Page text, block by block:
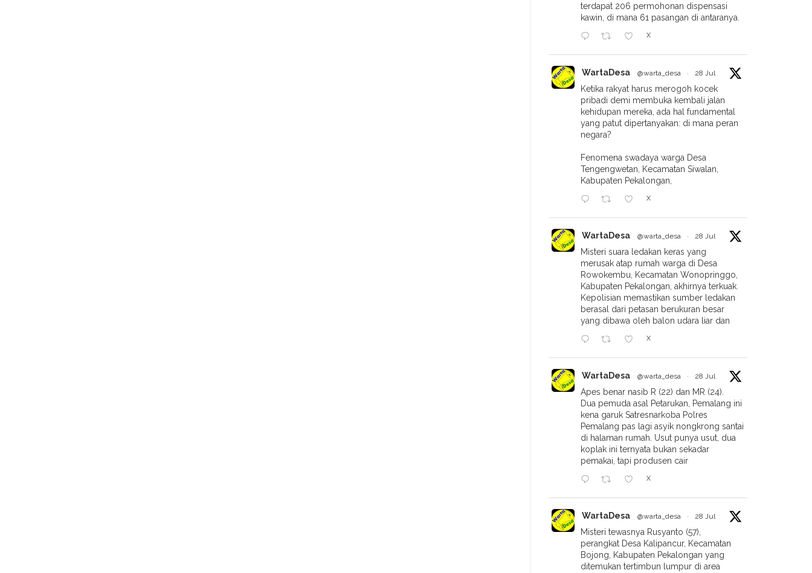
terdapat 206 permohonan dispensasi
kawin, di mana 61 pasangan di antaranya.
X
WartaDesa @warta_desa · 28 Jul
Ketika rakyat harus merogoh kocek
pribadi demi membuka kembali jalan
kehidupan mereka, ada hal fundamental
yang patut dipertanyakan: di mana peran
negara?
Fenomena swadaya warga Desa
Tengengwetan, Kecamatan Siwalan,
Kabupaten Pekalongan,
X
WartaDesa @warta_desa · 28 Jul
Misteri suara ledakan keras yang
merusak atap rumah warga di Desa
Rowokembu, Kecamatan Wonopringgo,
Kabupaten Pekalongan, akhirnya terkuak.
Kepolisian memastikan sumber ledakan
berasal dari petasan berukuran besar
yang dibawa oleh balon udara liar dan
X
WartaDesa @warta_desa · 28 Jul
Apes benar nasib R (22) dan MR (24).
Dua pemuda asal Petarukan, Pemalang ini
kena garuk Satresnarkoba Polres
Pemalang pas lagi asyik nongkrong santai
di halaman rumah. Usut punya usut, dua
koplak ini ternyata bukan sekadar
pemakai, tapi produsen cair
X
WartaDesa @warta_desa · 28 Jul
Misteri tewasnya Rusyanto (57),
perangkat Desa Kalipancur, Kecamatan
Bojong, Kabupaten Pekalongan yang
ditemukan tertimbun lumpur di area